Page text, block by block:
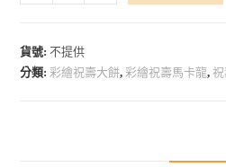
貨號:不提供
分類:彩繪祝壽大餅,彩繪祝壽馬卡龍,